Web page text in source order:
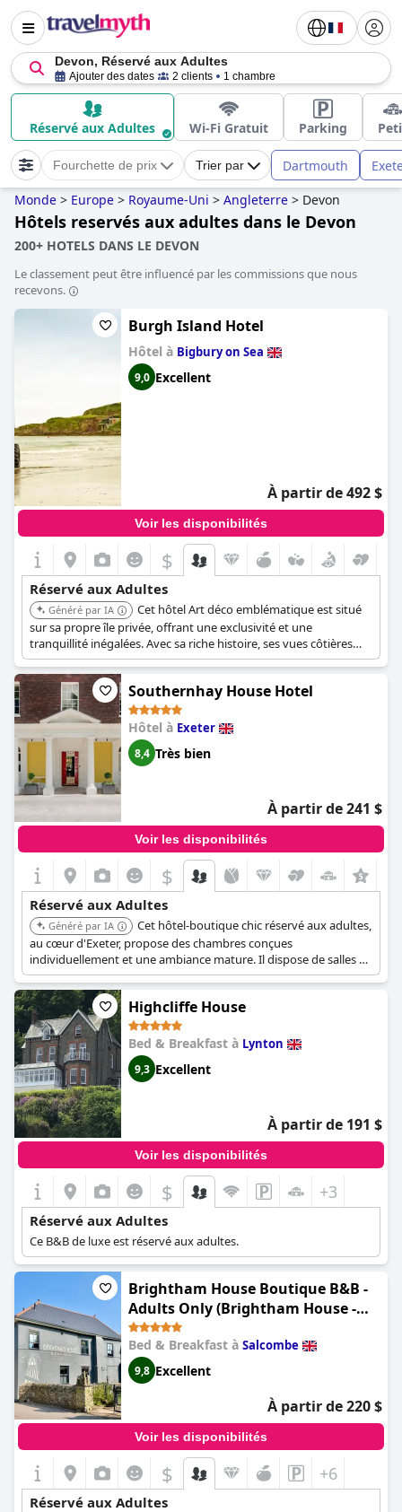
Devon, Réservé aux Adultes
Ajouter des dates 2 clients 1 chambre
Réservé aux Adultes Wi-Fi Gratuit Parking
Fourchette de prix Trier par Dartmouth
Monde > Europe > Royaume-Uni > Angleterre > Devon
Hôtels reservés aux adultes dans le Devon
200+ HOTELS DANS LE DEVON
Le classement peut être influencé par les commissions que nous
recevons.
Burgh Island Hotel
Hôtel à Bigbury on Sea
9,0 Excellent
À partir de 492 $
Voir les disponibilités
$
Réservé aux Adultes
Généré par IA
Cet hôtel Art déco emblématique est situé
sur sa propre île privée, offrant une exclusivité et une
tranquillité inégalées. Avec sa riche histoire, ses vues côtières
imprenables, sa cuisine raffinée et son architecture unique, il
offre une expérience inoubliable aux adultes exigeants.
Southernhay House Hotel
Hôtel à Exeter
8,4 Très bien
À partir de 241 $
Voir les disponibilités
$
Réservé aux Adultes
Généré par IA
Cet hôtel-boutique chic réservé aux adultes,
au cœur d'Exeter, propose des chambres conçues
individuellement et une ambiance mature. Il dispose de salles de
bains contemporaines, et le Club Room offre un service de
restauration toute la journée, ce qui en fait un lieu idéal pour un
séjour tranquille et sophistiqué.
Highcliffe House
Bed & Breakfast à Lynton
9,3 Excellent
À partir de 191 $
Voir les disponibilités
$ +3
Réservé aux Adultes
Ce B&B de luxe est réservé aux adultes.
Brightham House Boutique B&B -
Adults Only (Brightham House -
Exclusively for Adults)
Bed & Breakfast à Salcombe
9,8 Excellent
À partir de 220 $
Voir les disponibilités
$ +6
Réservé aux Adultes